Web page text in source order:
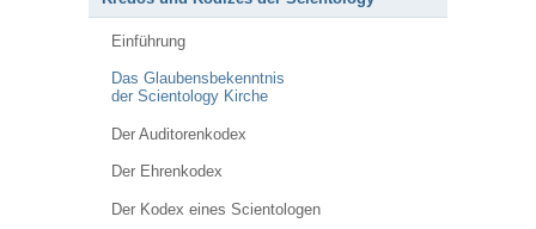
Einführung
Das Glaubensbekenntnis
der Scientology Kirche
Der Auditorenkodex
Der Ehrenkodex
Der Kodex eines Scientologen